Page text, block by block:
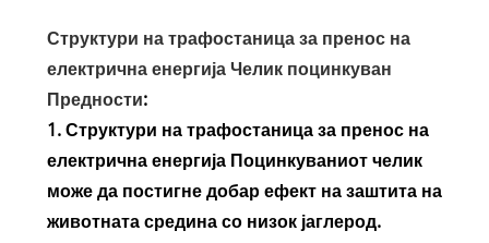
Структури на трафостаница за пренос на
електрична енергија Челик поцинкуван
Предности:
1. Структури на трафостаница за пренос на
електрична енергија Поцинкуваниот челик
може да постигне добар ефект на заштита на
животната средина со низок јаглерод.